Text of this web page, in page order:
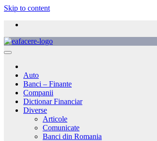
Skip to content
Auto
Banci – Finante
Companii
Dictionar Financiar
Diverse
Articole
Comunicate
Banci din Romania